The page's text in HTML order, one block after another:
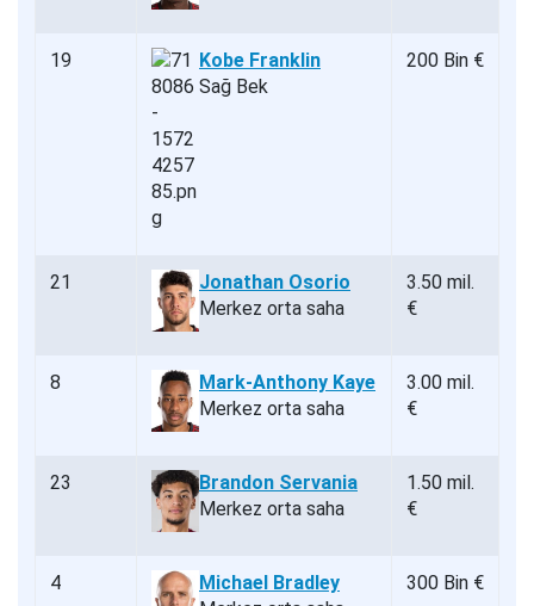
19
Kobe Franklin
Sağ Bek
200 Bin €
21
Jonathan Osorio
Merkez orta saha
3.50 mil.
€
8
Mark-Anthony Kaye
Merkez orta saha
3.00 mil.
€
23
Brandon Servania
Merkez orta saha
1.50 mil.
€
4
Michael Bradley
300 Bin €